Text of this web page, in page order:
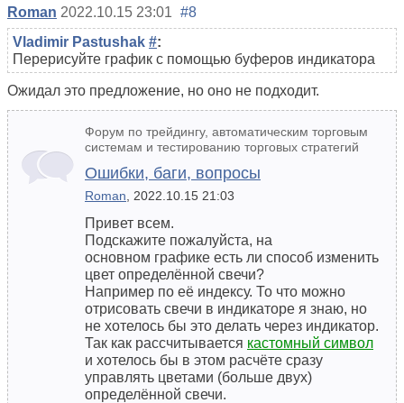
Roman 2022.10.15 23:01 #8
Vladimir Pastushak #:
Перерисуйте график с помощью буферов индикатора
Ожидал это предложение, но оно не подходит.
Форум по трейдингу, автоматическим торговым
системам и тестированию торговых стратегий
Ошибки, баги, вопросы
Roman , 2022.10.15 21:03
Привет всем.
Подскажите пожалуйста, на
основном графике есть ли способ изменить
цвет определённой свечи?
Например по её индексу. То что можно
отрисовать свечи в индикаторе я знаю, но
не хотелось бы это делать через индикатор.
Так как рассчитывается кастомный символ
и хотелось бы в этом расчёте сразу
управлять цветами (больше двух)
определённой свечи.